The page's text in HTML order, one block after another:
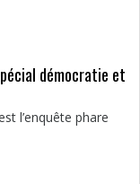
démocratie et
l’enquête phare